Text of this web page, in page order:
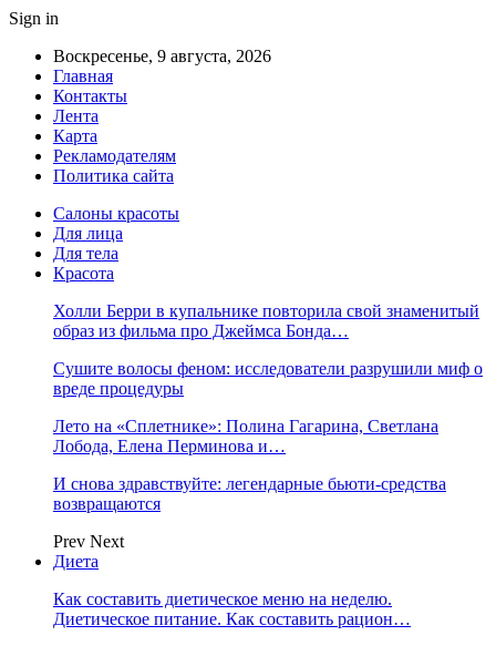
Sign in
Воскресенье, 9 августа, 2026
Главная
Контакты
Лента
Карта
Рекламодателям
Политика сайта
Салоны красоты
Для лица
Для тела
Красота
Холли Берри в купальнике повторила свой знаменитый
образ из фильма про Джеймса Бонда…
Сушите волосы феном: исследователи разрушили миф о
вреде процедуры
Лето на «Сплетнике»: Полина Гагарина, Светлана
Лобода, Елена Перминова и…
И снова здравствуйте: легендарные бьюти-средства
возвращаются
Prev Next
Диета
Как составить диетическое меню на неделю.
Диетическое питание. Как составить рацион…